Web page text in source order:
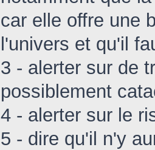
car elle offre une
l'univers et qu'il
3 - alerter sur de
possiblement
4 - alerter sur le
5 - dire qu'il n'y